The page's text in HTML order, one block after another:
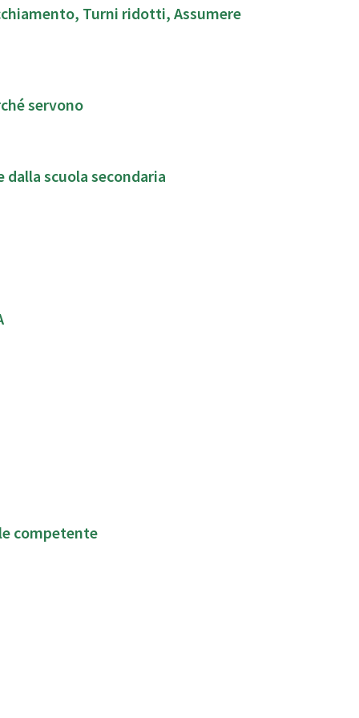
Turni ridotti, Assumere
servono
scuola secondaria
competente